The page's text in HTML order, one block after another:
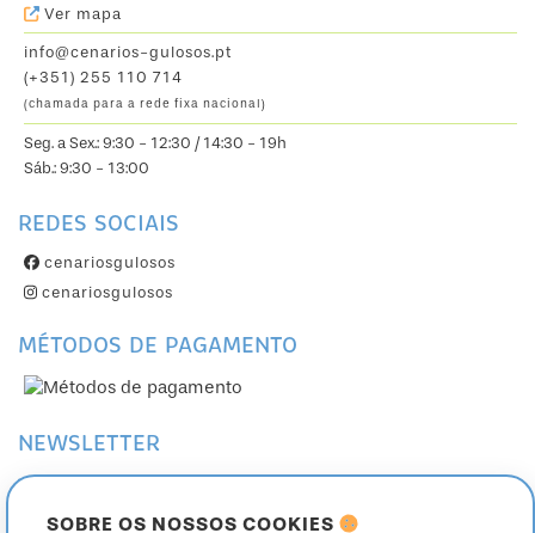
Ver mapa
info@cenarios-gulosos.pt
(+351) 255 110 714
(chamada para a rede fixa nacional)
Seg. a Sex.: 9:30 - 12:30 / 14:30 - 19h
Sáb.: 9:30 - 13:00
REDES SOCIAIS
cenariosgulosos
cenariosgulosos
MÉTODOS DE PAGAMENTO
NEWSLETTER
Cancele a sua subscrição
SOBRE OS NOSSOS COOKIES